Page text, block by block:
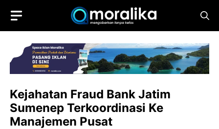
content
Kejahatan Fraud Bank Jatim
Sumenep Terkoordinasi Ke
Manajemen Pusat